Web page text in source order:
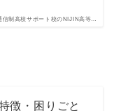
信制高校サポート校のNIJIN高等…
徴・困りごと